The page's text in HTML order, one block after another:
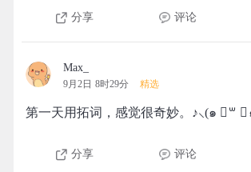
分享 评论
Max_
9月2日 8时29分 精选
第一天用拓词，感觉很奇妙。♪⸜(๑ ॑꒳
分享 评论